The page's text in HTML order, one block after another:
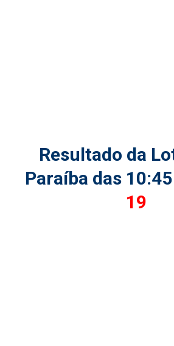
Resultado da
Paraíba das 10:45
19